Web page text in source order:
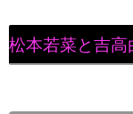
松本若菜と吉高